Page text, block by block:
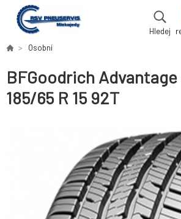
Hledej
Osobní
BFGoodrich
185/65 R 15 92T